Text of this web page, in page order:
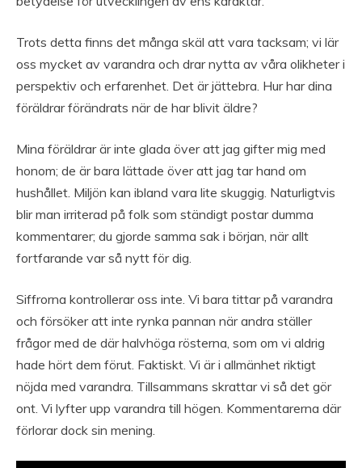
Trots detta finns det många skäl att vara tacksam; vi lär
oss mycket av varandra och drar nytta av våra olikheter i
perspektiv och erfarenhet. Det är jättebra. Hur har dina
föräldrar förändrats när de har blivit äldre?
Mina föräldrar är inte glada över att jag gifter mig med
honom; de är bara lättade över att jag tar hand om
hushållet. Miljön kan ibland vara lite skuggig. Naturligtvis
blir man irriterad på folk som ständigt postar dumma
kommentarer; du gjorde samma sak i början, när allt
fortfarande var så nytt för dig.
Siffrorna kontrollerar oss inte. Vi bara tittar på varandra
och försöker att inte rynka pannan när andra ställer
frågor med de där halvhöga rösterna, som om vi aldrig
hade hört dem förut. Faktiskt. Vi är i allmänhet riktigt
nöjda med varandra. Tillsammans skrattar vi så det gör
ont. Vi lyfter upp varandra till högen. Kommentarerna där
förlorar dock sin mening.